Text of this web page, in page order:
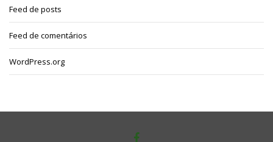
Feed de posts
Feed de comentários
WordPress.org